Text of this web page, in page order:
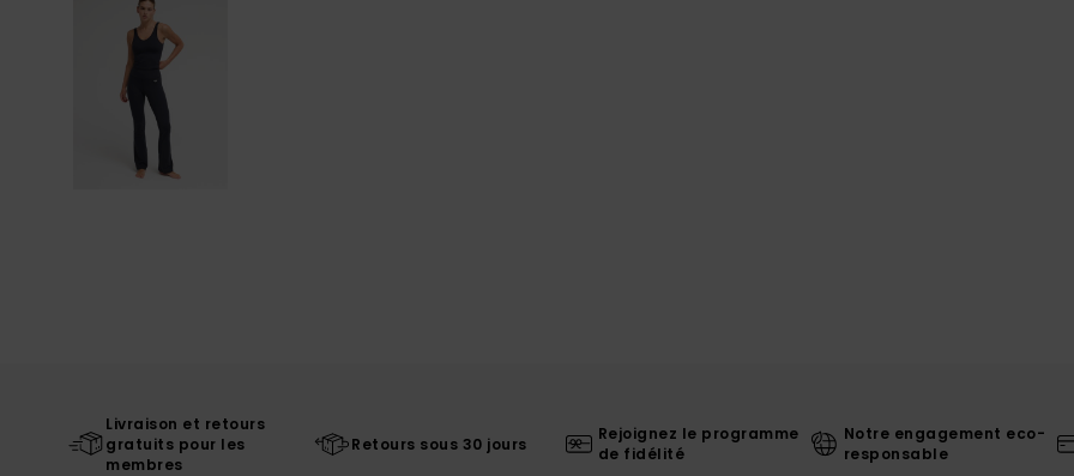
Livraison et retours
gratuits pour les
membres
Retours sous 30 jours
Rejoignez le programme
de fidélité
Notre engagement eco-
responsable